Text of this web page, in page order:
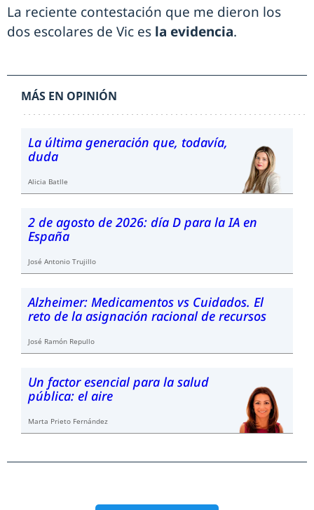
La reciente contestación que me dieron los
dos escolares de Vic es la evidencia.
MÁS EN OPINIÓN
La última generación que, todavía,
duda
Alicia Batlle
2 de agosto de 2026: día D para la IA en
España
José Antonio Trujillo
Alzheimer: Medicamentos vs Cuidados. El
reto de la asignación racional de recursos
José Ramón Repullo
Un factor esencial para la salud
pública: el aire
Marta Prieto Fernández